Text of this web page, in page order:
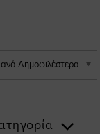
ανά Δημοφιλέστερα